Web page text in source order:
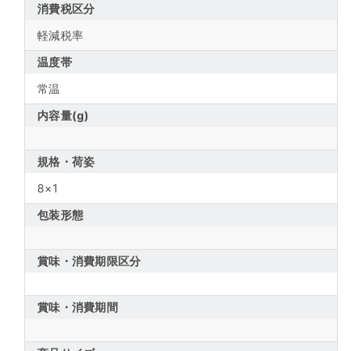
消費税区分
軽減税率
温度帯
常温
内容量(g)
規格・荷姿
8×1
包装形態
賞味・消費期限区分
賞味・消費期間